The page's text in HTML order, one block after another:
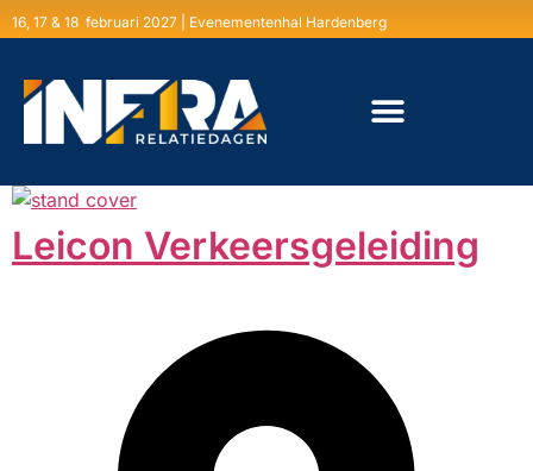
16, 17 & 18 februari 2027 | Evenementenhal Hardenberg
Leicon Verkeersgeleiding